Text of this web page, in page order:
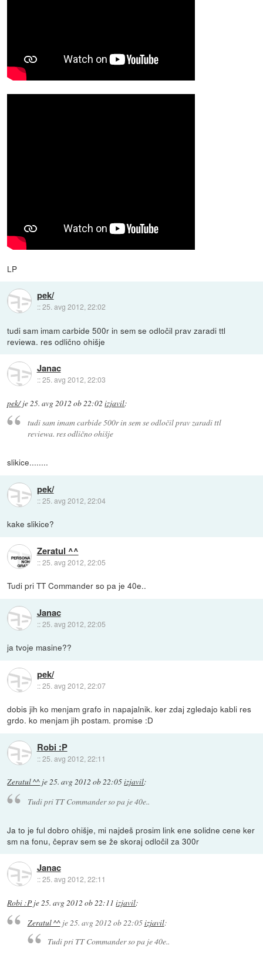
LP
pek/
::25. avg 2012, 22:02
tudi sam imam carbide 500r in sem se odločil prav zaradi ttl
reviewa. res odlično ohišje
Janac
::25. avg 2012, 22:03
pek/je25. avg 2012 ob 22:02 izjavil:
tudi sam imam carbide 500r in sem se odločil prav zaradi ttl
reviewa. res odlično ohišje
slikice........
pek/
::25. avg 2012, 22:04
kake slikice?
Zeratul ^^
::25. avg 2012, 22:05
Tudi pri TT Commander so pa je 40e..
Janac
::25. avg 2012, 22:05
ja tvoje masine??
pek/
::25. avg 2012, 22:07
dobis jih ko menjam grafo in napajalnik. ker zdaj zgledajo kabli res
grdo. ko menjam jih postam. promise :D
Robi :P
::25. avg 2012, 22:11
Zeratul ^^ je25. avg 2012 ob 22:05izjavil:
Tudi pri TT Commander so pa je 40e..
Ja to je ful dobro ohišje, mi najdeš prosim link ene solidne cene ker
sm na fonu, čeprav sem se že skoraj odločil za 300r
Janac
::25. avg 2012, 22:11
Robi :P je25. avg 2012 ob 22:11 izjavil:
Zeratul ^^je 25. avg 2012 ob 22:05izjavil:
Tudi pri TT Commander so pa je 40e..